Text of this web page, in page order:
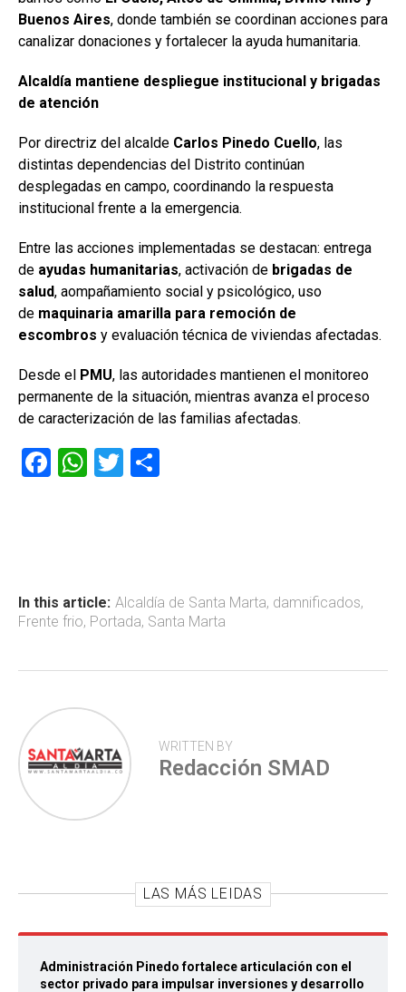
Buenos Aires, donde también se coordinan acciones para
canalizar donaciones y fortalecer la ayuda humanitaria.
Alcaldía mantiene despliegue institucional y brigadas
de atención
Por directriz del alcalde Carlos Pinedo Cuello, las
distintas dependencias del Distrito continúan
desplegadas en campo, coordinando la respuesta
institucional frente a la emergencia.
Entre las acciones implementadas se destacan: entrega
de ayudas humanitarias, activación de brigadas de
salud, aompañamiento social y psicológico, uso
de maquinaria amarilla para remoción de
escombros y evaluación técnica de viviendas afectadas.
Desde el PMU, las autoridades mantienen el monitoreo
permanente de la situación, mientras avanza el proceso
de caracterización de las familias afectadas.
F
ok
W
p
p
T
tir
In this article: Alcaldía de Santa Marta, damnificados,
Frente frio, Portada, Santa Marta
WRITTEN BY
Redacción SMAD
LAS MÁS LEIDAS
Administración Pinedo fortalece articulación con el
sector privado para impulsar inversiones y desarrollo